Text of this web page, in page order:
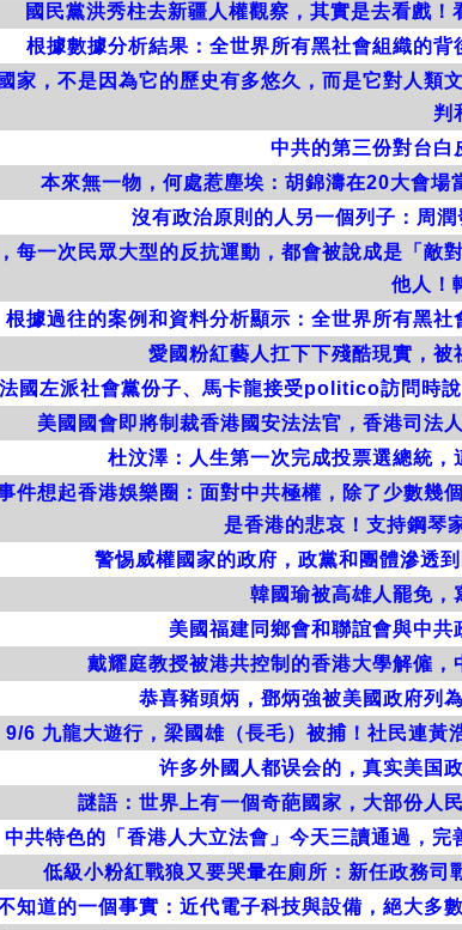
國民黨洪秀柱去新疆人權觀察，其實是去看戲
根據數據分析結果：全世界所有黑社會組織的
家，不是因為它的歷史有多悠久，而是它對人類
判
中共的第三份對台白
本來無一物，何處惹塵埃：胡錦濤在20大會場
沒有政治原則的人另一個列子：周
每一次民眾大型的反抗運動，都會被說成是「敵
他人！
根據過往的案例和資料分析顯示：全世界所有黑
愛國粉紅藝人扛下下殘酷現實，被
法國左派社會黨份子、馬卡龍接受politico訪問時
美國國會即將制裁香港國安法法官，香港司法
杜汶澤：人生第一次完成投票選總統，
件想起香港娛樂圈：面對中共極權，除了少數幾
是香港的悲哀！支持鋼
警惕威權國家的政府，政黨和團體滲透
韓國瑜被高雄人罷免，
美國福建同鄉會和聯誼會與中
戴耀庭教授被港共控制的香港大學解僱，
恭喜豬頭炳，鄧炳強被美國政府列
9/6 九龍大遊行，梁國雄（長毛）被捕！社民連黃
许多外國人都误会的，真实美国
謎語：世界上有一個奇葩國家，大部份人
中共特色的「香港人大立法會」今天三讀通過，
低級小粉紅戰狼又要哭暈在廁所：新任政務
知道的一個事實：近代電子科技與設備，絕大多